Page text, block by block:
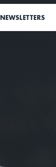
NEWSLETTERS